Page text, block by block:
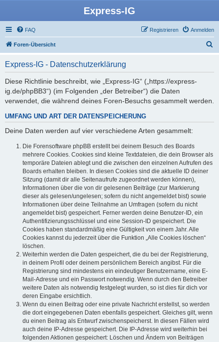
Express-IG
FAQ Anmelden
Registrieren
Foren-Übersicht
Express-IG - Datenschutzerklärung
Diese Richtlinie beschreibt, wie „Express-IG“ („https://express-
ig.de/phpBB3“) (im Folgenden „der Betreiber“) die Daten
verwendet, die während deines Foren-Besuchs gesammelt werden.
UMFANG UND ART DER DATENSPEICHERUNG
Deine Daten werden auf vier verschiedene Arten gesammelt:
Die Forensoftware phpBB erstellt bei deinem Besuch des Boards
mehrere Cookies. Cookies sind kleine Textdateien, die dein Browser als
temporäre Dateien ablegt und die zwischen den einzelnen Aufrufen des
Boards erhalten bleiben. In diesen Cookies sind die aktuelle ID deiner
Sitzung (damit dir alle Seitenaufrufe zugeordnet werden können),
Informationen über die von dir gelesenen Beiträge (zur Markierung
dieser als gelesen/ungelesen; sofern du nicht angemeldet bist) sowie
Informationen über deine Teilnahme an Umfragen (sofern du nicht
angemeldet bist) gespeichert. Ferner werden deine Benutzer-ID, ein
Authentifizierungsschlüssel und eine Session-ID gespeichert. Die
Cookies haben standardmäßig eine Gültigkeit von einem Jahr. Alle
Cookies kannst du jederzeit über die Funktion „Alle Cookies löschen“
löschen.
Weiterhin werden die Daten gespeichert, die du bei der Registrierung,
in deinem Profil oder deinem persönlichem Bereich angibst. Für die
Registrierung sind mindestens ein eindeutiger Benutzername, eine E-
Mail-Adresse und ein Passwort notwendig. Wenn durch den Betreiber
weitere Daten als notwendig festgelegt wurden, so ist dies für dich vor
deren Eingabe ersichtlich.
Wenn du einen Beitrag oder eine private Nachricht erstellst, so werden
die dort eingegebenen Daten ebenfalls gespeichert. Gleiches gilt, wenn
du einen Beitrag als Entwurf zwischenspeicherst. In diesen Fällen wird
auch deine IP-Adresse gespeichert. Die IP-Adresse wird weiterhin bei
folgenden Aktionen gespeichert: Löschen und Ändern von Beiträgen